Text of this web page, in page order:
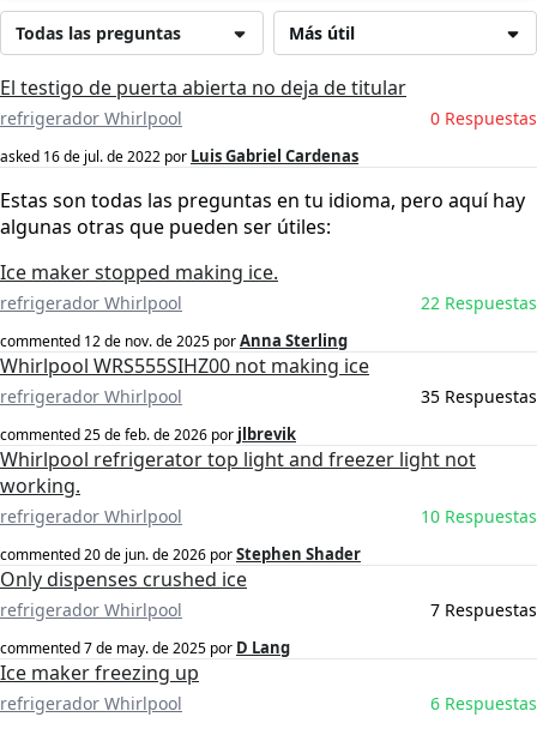
Más útil
Todas las preguntas
El testigo de puerta abierta no deja de titular
refrigerador Whirlpool 0 Respuestas
asked 16 de jul. de 2022 por Luis Gabriel Cardenas
Estas son todas las preguntas en tu idioma, pero aquí hay
algunas otras que pueden ser útiles:
Ice maker stopped making ice.
refrigerador Whirlpool 22 Respuestas
commented 12 de nov. de 2025 porAnna Sterling
Whirlpool WRS555SIHZ00 not making ice
refrigerador Whirlpool 35 Respuestas
commented25 de feb. de 2026 por jlbrevik
Whirlpool refrigerator top light and freezer light not
working.
refrigerador Whirlpool 10 Respuestas
commented20 de jun. de 2026 porStephen Shader
Only dispenses crushed ice
refrigerador Whirlpool 7 Respuestas
commented7 de may. de 2025 por D Lang
Ice maker freezing up
refrigerador Whirlpool 6 Respuestas